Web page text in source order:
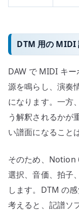
DTM 用の MIDI
DAW で MIDI キ
源を鳴らし、演奏
になります。一方
う解釈されるかが
い譜面になること
そのため、Notion
選択、音価、拍子
します。DTM の
考えると、記譜ソ